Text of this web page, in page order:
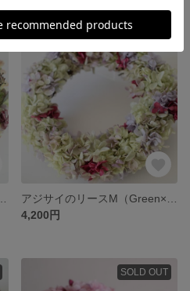
SOLD OUT
4,200円
SOLD OUT